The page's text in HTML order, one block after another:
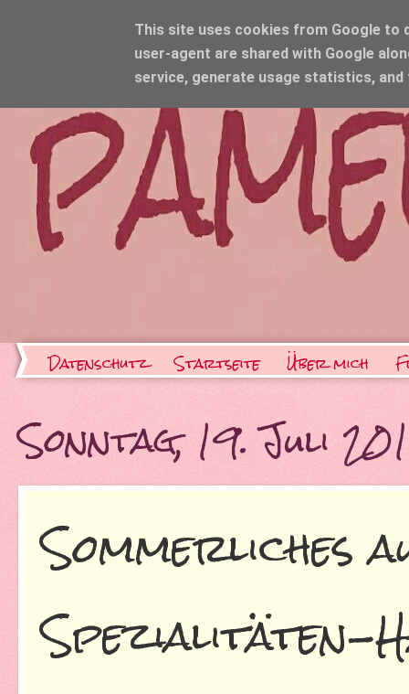
Datenschutz Startseite Über mich
Sonntag, 19. Juli
Sommerliches
Spezialitäten-
This site uses cookies from Google to
user-agent are shared with Google
service, generate usage statistics,